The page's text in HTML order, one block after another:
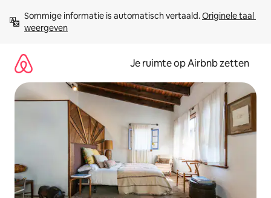
direct
naar
Sommige informatie is automatisch vertaald. Originele taal
weergeven
Je ruimte op Airbnb zetten